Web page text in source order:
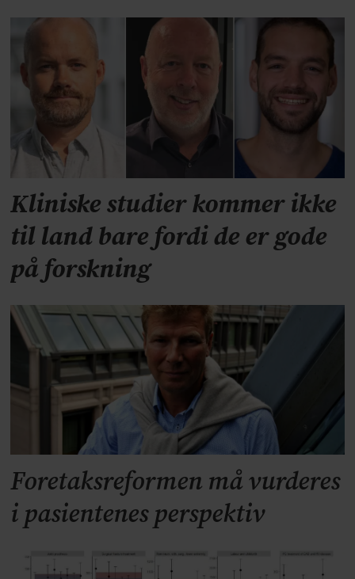
Kliniske studier kommer ikke
til land bare fordi de er gode
på forskning
Foretaksreformen må vurderes
i pasientenes perspektiv